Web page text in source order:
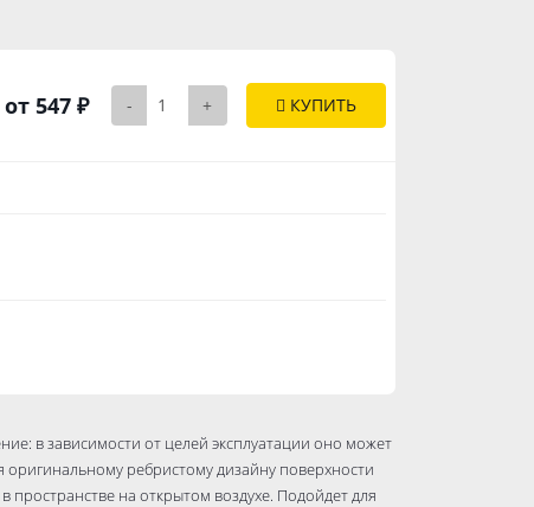
от 547 ₽ - + КУПИТЬ
в зависимости от целей эксплуатации оно может
оригинальному ребристому дизайну поверхности
пространстве на открытом воздухе. Подойдет для